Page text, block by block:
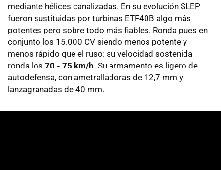
mediante hélices canalizadas. En su evolución SLEP
fueron sustituidas por turbinas ETF40B algo más
potentes pero sobre todo más fiables. Ronda pues en
conjunto los 15.000 CV siendo menos potente y
menos rápido que el ruso: su velocidad sostenida
ronda los 70 - 75 km/h. Su armamento es ligero de
autodefensa, con ametralladoras de 12,7 mm y
lanzagranadas de 40 mm.